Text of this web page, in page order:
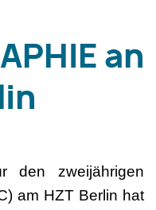
an
den zweijährigen
am HZT Berlin hat